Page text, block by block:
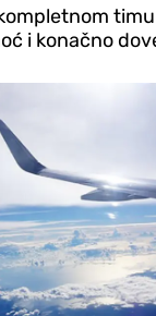
i konačno